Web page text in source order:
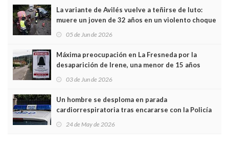
La variante de Avilés vuelve a teñirse de luto:
muere un joven de 32 años en un violento choque
frontal
05 de Jun de 2026
Máxima preocupación en La Fresneda por la
desaparición de Irene, una menor de 15 años
03 de Jun de 2026
Un hombre se desploma en parada
cardiorrespiratoria tras encararse con la Policía
Local en Luanco
24 de May de 2026